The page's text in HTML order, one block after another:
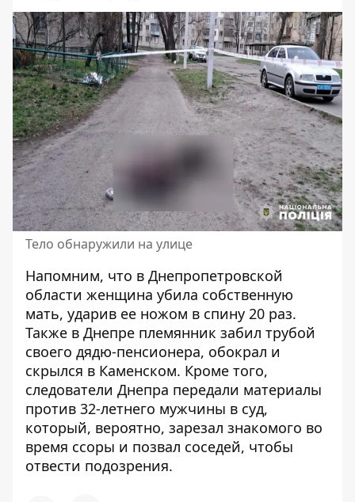
Тело обнаружили на улице
Напомним, что в Днепропетровской
области женщина убила собственную
мать, ударив ее ножом в спину 20 раз.
Также в Днепре племянник забил трубой
своего дядю-пенсионера, обокрал и
скрылся в Каменском. Кроме того,
следователи Днепра передали материалы
против 32-летнего мужчины в суд,
который, вероятно, зарезал знакомого во
время ссоры и позвал соседей, чтобы
отвести подозрения.